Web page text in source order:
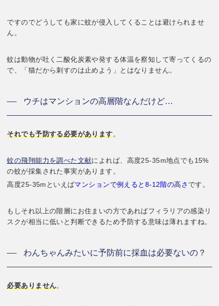
ですのでどうしても家に蚊が侵入してくることは避けられませ
ん。
蚊は動物が吐く二酸化炭素や発する体温を察知して寄ってくるの
で、「猫だから刺すのは止めよう」とはなりません。
ウチはマンションの高層階なんだけど…
それでも予防する必要があります。
蚊の飛翔能力を調べた文献によれば、高度25-35m地点でも15%
の蚊が採集された事実があります。
高度25-35mといえばマンションで例えると8-12階の高さ です。
もしそれ以上の階層にお住まいの方であればフィラリアの感染リ
スクが相当に低いと判断できるため予防する意味は薄れますね。
わんちゃんみたいに予防前に採血は必要ないの？
必要ありません。